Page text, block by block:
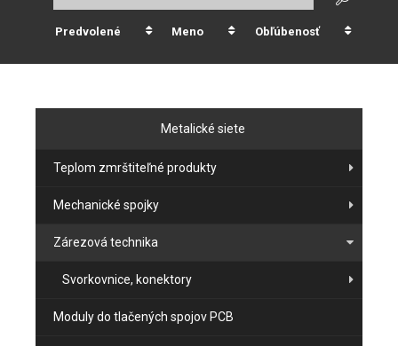
Predvolené Meno Obľúbenosť
Metalické siete
Teplom zmrštiteľné produkty
Mechanické spojky
Zárezová technika
Svorkovnice, konektory
Moduly do tlačených spojov PCB